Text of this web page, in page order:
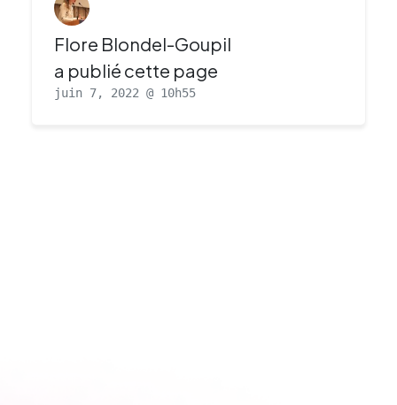
Flore Blondel-Goupil
a publié cette page
juin 7, 2022 @ 10h55